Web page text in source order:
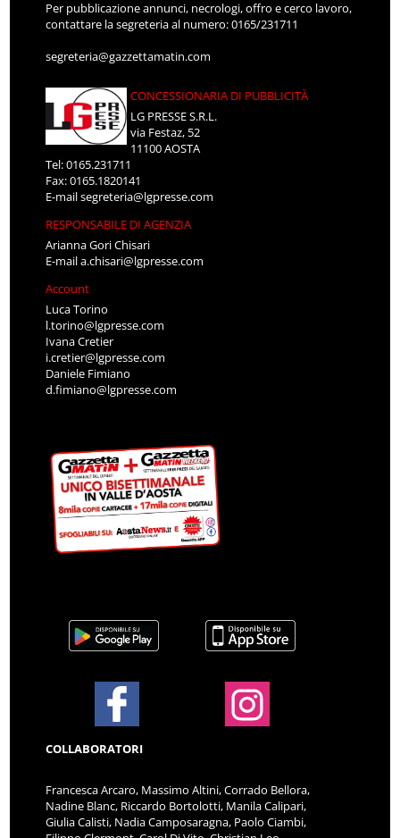
Per pubblicazione annunci, necrologi, offro e cerco lavoro,
contattare la segreteria al numero: 0165/231711
segreteria@gazzettamatin.com
CONCESSIONARIA DI PUBBLICITÀ
LG PRESSE S.R.L.
via Festaz, 52
11100 AOSTA
Tel: 0165.231711
Fax: 0165.1820141
E-mailsegreteria@lgpresse.com
RESPONSABILE DI AGENZIA
Arianna Gori Chisari
E-maila.chisari@lgpresse.com
Account
Luca Torino
l.torino@lgpresse.com
Ivana Cretier
i.cretier@lgpresse.com
Daniele Fimiano
d.fimiano@lgpresse.com
COLLABORATORI
Francesca Arcaro, Massimo Altini, Corrado Bellora,
Nadine Blanc, Riccardo Bortolotti, Manila Calipari,
Giulia Calisti, Nadia Camposaragna, Paolo Ciambi,